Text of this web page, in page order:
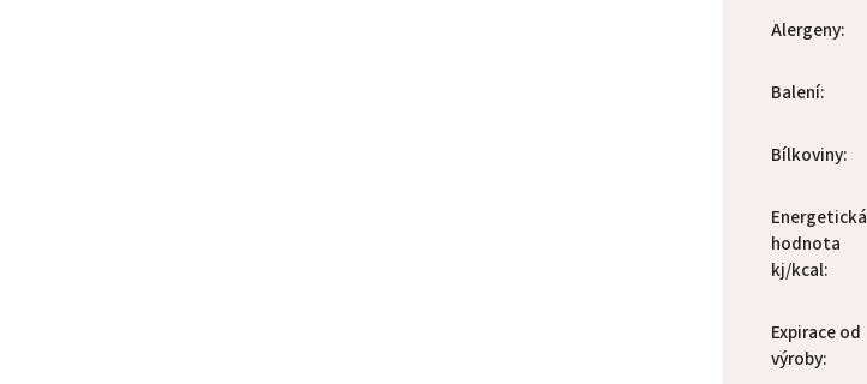
Alergeny:
Balení:
Bílkoviny:
Energetická
hodnota
kj/kcal:
Expirace od
výroby: